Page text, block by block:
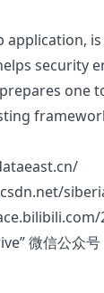
application,
security
微信公众号